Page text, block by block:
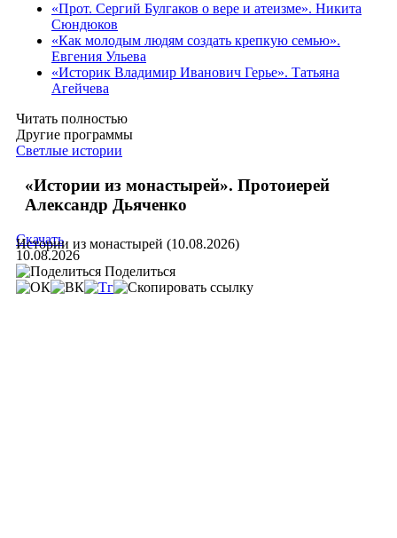
«Прот. Сергий Булгаков о вере и атеизме». Никита
Сюндюков
«Как молодым людям создать крепкую семью».
Евгения Ульева
«Историк Владимир Иванович Герье». Татьяна
Агейчева
Читать полностью
Другие программы
Светлые истории
«Истории из монастырей». Протоиерей
Александр Дьяченко
Истории из монастырей (10.08.2026)
Скачать
10.08.2026
Поделиться